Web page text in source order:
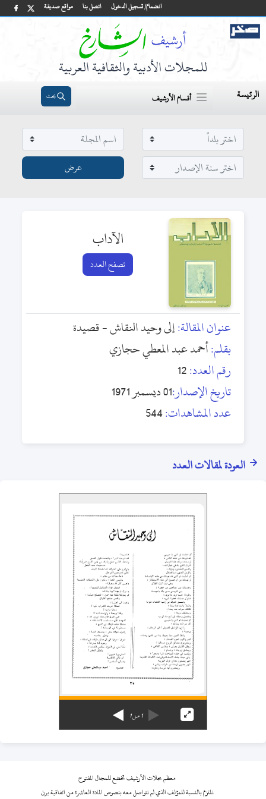
مواقع صديقة اتصل بنا انضمام/ تسجيل الدخول
للمجلات الأدبية والثقافية العربية
الرئيسة أقسام الأرشيف بحث
الآداب
تصفح العدد
عنوان المقالة:إلى وحيد النقاش - قصيدة
بقلم:أحمد عبد المعطي حجازي
رقم العدد:12
تاريخ الإصدار:01 ديسمبر 1971
عدد المشاهدات:544
العودة لمقالات العدد
1من1
معظم مجلات الأرشيف تخضع للمجال المفتوح
نلتزم بالنسبة للمؤلف الذي لم نتواصل معه بنصوص المادة العاشرة من اتفاقية برن